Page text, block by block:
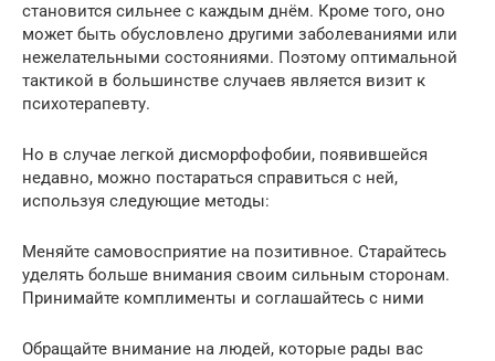
становится сильнее с каждым днём. Кроме того, оно
может быть обусловлено другими заболеваниями или
нежелательными состояниями. Поэтому оптимальной
тактикой в большинстве случаев является визит к
психотерапевту.
Но в случае легкой дисморфофобии, появившейся
недавно, можно постараться справиться с ней,
используя следующие методы:
Меняйте самовосприятие на позитивное. Старайтесь
уделять больше внимания своим сильным сторонам.
Принимайте комплименты и соглашайтесь с ними
Обращайте внимание на людей, которые рады вас